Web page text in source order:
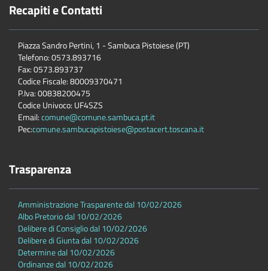
Recapiti e Contatti
Piazza Sandro Pertini, 1 - Sambuca Pistoiese (PT)
Telefono: 0573.893716
Fax: 0573.893737
Codice Fiscale: 80009370471
P.Iva: 00838200475
Codice Univoco: UF4SZS
Email:comune@comune.sambuca.pt.it
Pec:comune.sambucapistoiese@postacert.toscana.it
Trasparenza
Amministrazione Trasparente dal 10/02/2026
Albo Pretorio dal 10/02/2026
Delibere di Consiglio dal 10/02/2026
Delibere di Giunta dal 10/02/2026
Determine dal 10/02/2026
Ordinanze dal 10/02/2026